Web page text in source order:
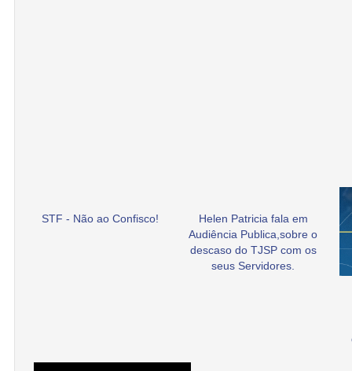
STF - Não ao Confisco!
Helen Patricia fala em
Audiência Publica,sobre o
descaso do TJSP com os
seus Servidores.